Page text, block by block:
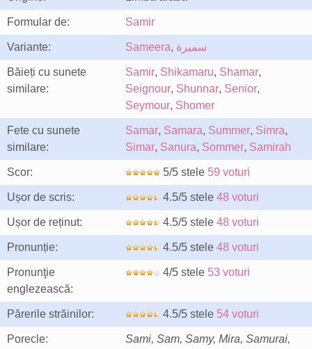
Formular de: Samir
Variante: Sameera, سميرة
Băieți cu sunete
similare:
Samir, Shikamaru, Shamar,
Seignour, Shunnar, Senior,
Seymour, Shomer
Fete cu sunete
similare:
Samar, Samara, Summer, Simra,
Simar, Sanura, Sommer, Samirah
Scor: 5/5 stele 59 voturi
Ușor de scris: 4.5/5 stele 48 voturi
Ușor de reținut: 4.5/5 stele 48 voturi
Pronunție: 4.5/5 stele 48 voturi
Pronunţie
englezească:
4/5 stele 53 voturi
Părerile străinilor: 4.5/5 stele 54 voturi
Porecle:
Sami, Sam, Samy, Mira, Samurai,